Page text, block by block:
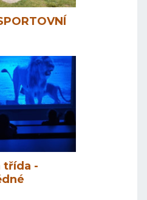
třída -